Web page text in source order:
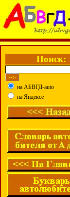
Поиск:
на АБВГД-auto
на Яндексе